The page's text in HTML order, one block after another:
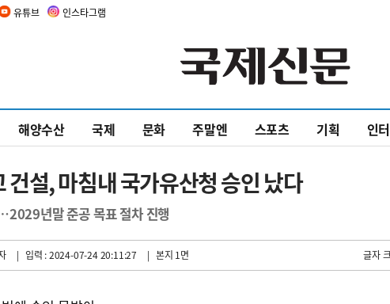
유튜브 인스타그램
해양수산 국제 문화 주말엔 스포츠 기획 인
설, 마침내 국가유산청 승인 났다
년말 준공 목표 절차 진행
| 입력 : 2024-07-24 20:11:27 | 본지 1면 글자